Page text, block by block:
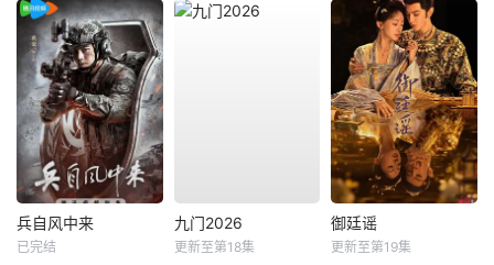
兵自风中来
已完结
九门2026
更新至第18集
御廷谣
更新至第19集